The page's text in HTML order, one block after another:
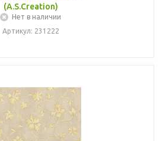
(A.S.Creation)
Нет в наличии
Артикул: 231222